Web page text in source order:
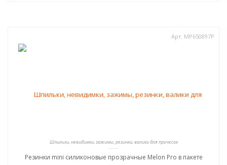
Арт. MP650897Р
Шпильки, невидимки, зажимы, резинки, валики для причесок
Резинки mini силиконовые прозрачные Melon Pro в пакете